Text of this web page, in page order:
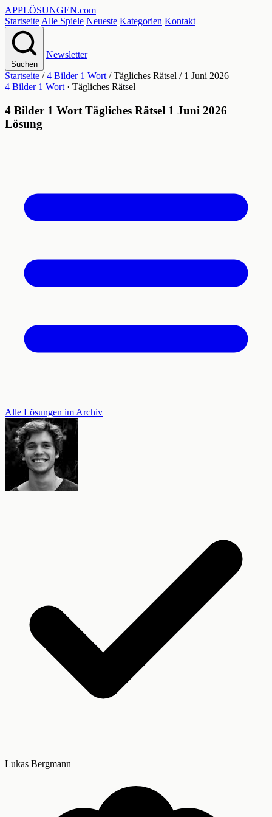
APPLÖSUNGEN.com
Startseite Alle Spiele Neueste Kategorien Kontakt
Suchen
Newsletter
Startseite / 4 Bilder 1 Wort / Tägliches Rätsel / 1 Juni 2026
4 Bilder 1 Wort · Tägliches Rätsel
4 Bilder 1 Wort Tägliches Rätsel 1 Juni 2026
Lösung
Alle Lösungen im Archiv
Lukas Bergmann